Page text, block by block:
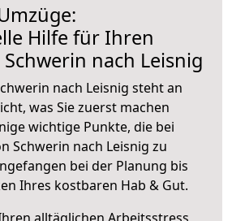
Hilfe für Ihren
nach Leisnig
nach Leisnig steht an
was Sie zuerst machen
wichtige Punkte, die bei
Schwerin nach Leisnig zu
bei der Planung bis
Ihres kostbaren Hab & Gut.